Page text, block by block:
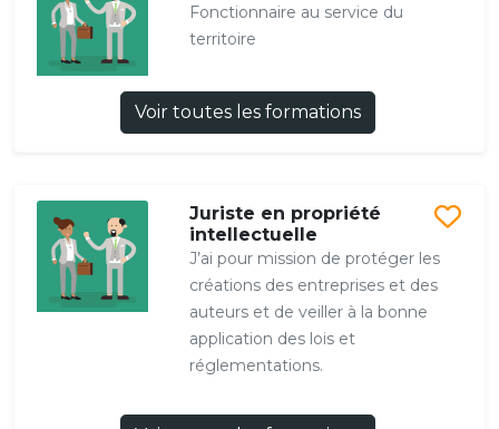
Fonctionnaire au service du
territoire
Voir toutes les formations
Juriste en propriété
intellectuelle
J’ai pour mission de protéger les
créations des entreprises et des
auteurs et de veiller à la bonne
application des lois et
réglementations.